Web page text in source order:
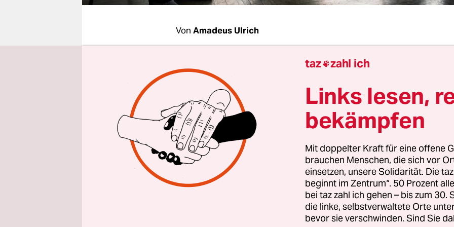
epaper login
Von Amadeus Ulrich
| David spricht fast geräuschlos, nur seine
quietschen ab und an bei all den flinken Bewegungen. Es
würde er tanzen. Seine Hände sausen umher, sie
und gestalten. Wir sind in einem Kulturhaus im Hamburger
Schanzenviertel. David ist 23, trägt eine Jeansjacke und
dem sonnengelben Haar. In diesem Augenblick gehört der
In seinem Gesicht zucken kleine Muskeln, sein Mund
schließt sich, als würden ihm Worte entweichen. Er
Geschichte – in Gebärdensprache: David ist seit seiner
Als er seine Performance beendet hat, reißen etliche der
taz zahl ich
Links lesen,
bekämpfen
Mit doppelter Kraft für eine offene
brauchen Menschen, die sich vor
einsetzen, unsere Solidarität. Die
beginnt im Zentrum“. 50 Prozent
bei taz zahl ich gehen – bis zum
die linke, selbstverwaltete Orte
bevor sie verschwinden. Sind Sie